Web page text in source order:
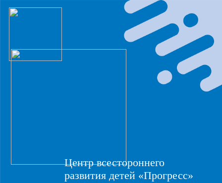
Центр всестороннего
развития детей «Прогресс»